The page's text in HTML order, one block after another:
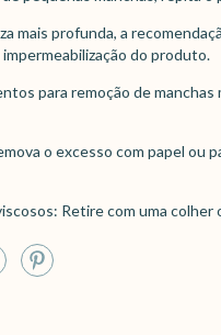
mais profunda, a
impermeabilização do produto.
para remoção de manchas
o excesso com papel ou
Retire com uma colher